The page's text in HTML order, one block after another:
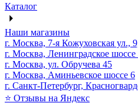
Каталог
Наши магазины
г. Москва, 7-я Кожуховская ул.,
г. Москва, Ленинградское шоссе
г. Москва, ул. Обручева 45
г. Москва, Аминьевское шоссе 6
г. Санкт-Петербург,
⭐ Отзывы на Яндекс